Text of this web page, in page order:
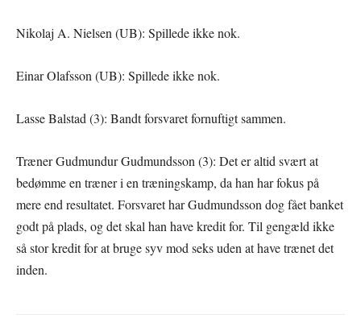
Nikolaj A. Nielsen (UB): Spillede ikke nok.
Einar Olafsson (UB): Spillede ikke nok.
Lasse Balstad (3): Bandt forsvaret fornuftigt sammen.
Træner Gudmundur Gudmundsson (3): Det er altid svært at
bedømme en træner i en træningskamp, da han har fokus på
mere end resultatet. Forsvaret har Gudmundsson dog fået banket
godt på plads, og det skal han have kredit for. Til gengæld ikke
så stor kredit for at bruge syv mod seks uden at have trænet det
inden.